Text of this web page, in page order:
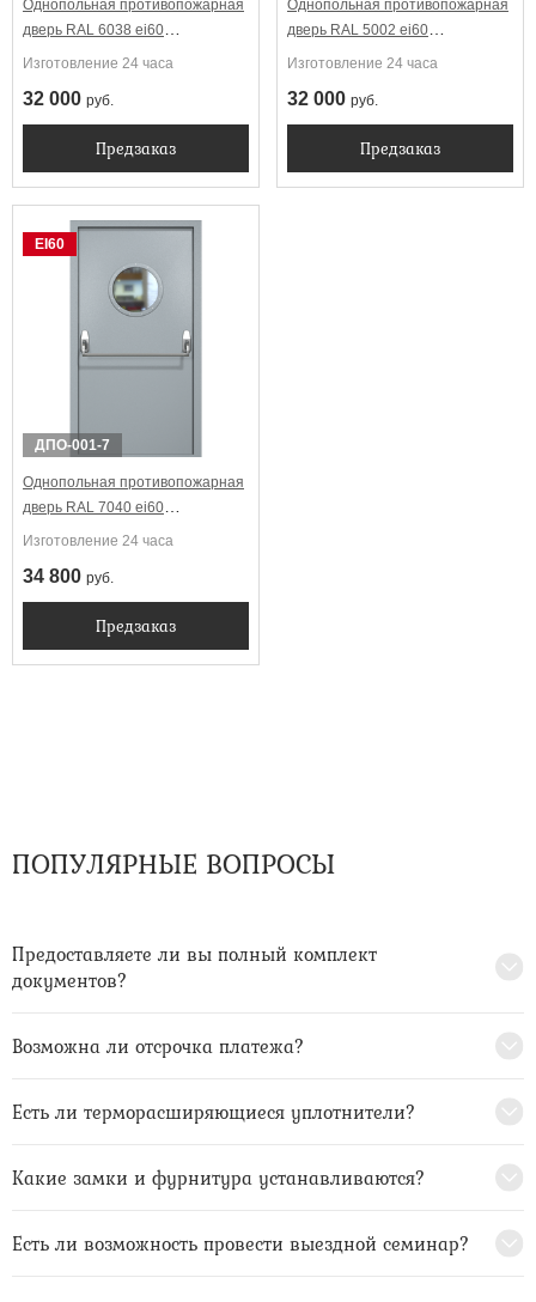
Однопольная противопожарная
дверь RAL 6038 ei60
Антипаника с круглым
Изготовление 24 часа
32 000 руб.
Предзаказ
Однопольная противопожарная
дверь RAL 5002 ei60
Антипаника с круглым
Изготовление 24 часа
32 000 руб.
Предзаказ
EI60
ДПО-001-7
Однопольная противопожарная
дверь RAL 7040 ei60
Антипаника с круглым
Изготовление 24 часа
34 800 руб.
Предзаказ
ПОПУЛЯРНЫЕ ВОПРОСЫ
Предоставляете ли вы полный комплект
документов?
Возможна ли отсрочка платежа?
Есть ли терморасширяющиеся уплотнители?
Какие замки и фурнитура устанавливаются?
Есть ли возможность провести выездной семинар?